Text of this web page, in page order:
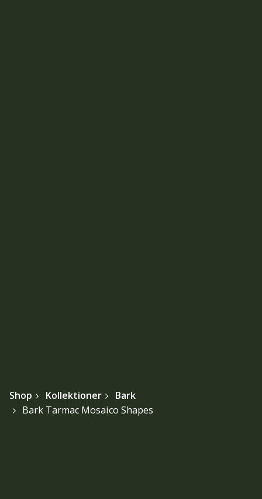
Shop Kollektioner
Bark
Bark Tarmac Mosaico Shapes